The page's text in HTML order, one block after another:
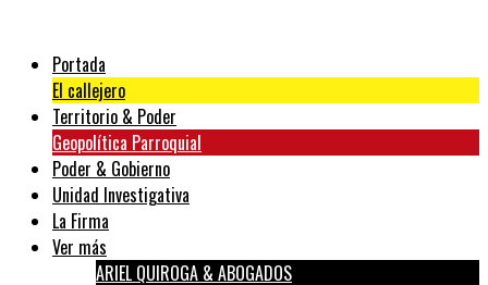
Portada
El callejero
Territorio & Poder
Geopolítica Parroquial
Poder & Gobierno
Unidad Investigativa
La Firma
Ver más
ARIEL QUIROGA & ABOGADOS